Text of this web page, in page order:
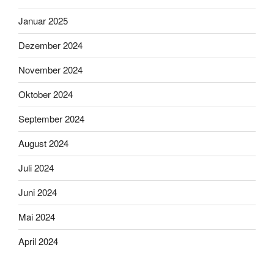
Januar 2025
Dezember 2024
November 2024
Oktober 2024
September 2024
August 2024
Juli 2024
Juni 2024
Mai 2024
April 2024